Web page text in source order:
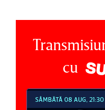
cu
SÂMBĂTĂ 08 AUG, 21:30